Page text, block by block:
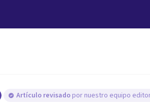
Artículo revisado por nuestro equipo